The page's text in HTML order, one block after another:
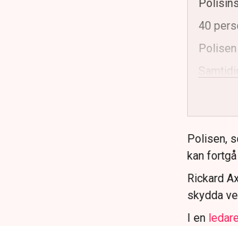
40
Polisen,
kan
Rickard
skydda
I en